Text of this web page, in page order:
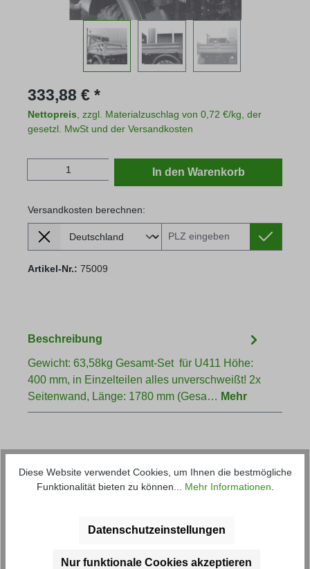
Regulärer Preis:
333,88 € *
Nettopreis , zzgl. Materialzuschlag von 0,72 €/kg, der
gesetzl. MwSt und der Versandkosten
Produkt Anzahl: Gib den gewünschten
In den Warenkorb
Versandkosten berechnen:
Lieferland
Versandkosten berechnen:
Artikel-Nr.: 75009
Beschreibung
Gewicht: 63,58kg Gesamt-Set für U411 Höhe:
400 mm, in Einzelteilen alles unverschweißt! 2x
Seitenwand, Länge: 1780 mm (Gesa… Mehr
angesehen
Diese Website verwendet Cookies, um Ihnen die bestmögliche
Funktionalität bieten zu können... Mehr Informationen
Datenschutzeinstellungen
Nur funktionale Cookies akzeptieren